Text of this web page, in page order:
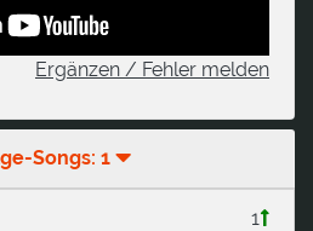
Ergänzen / Fehler melden
Songs: 1
1